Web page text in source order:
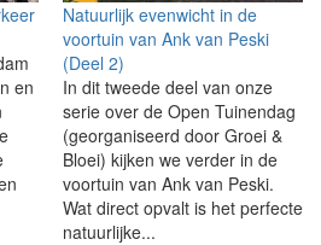
en
Natuurlijk evenwicht in de
voortuin van Ank van Peski
(Deel 2)
In dit tweede deel van onze
serie over de Open Tuinendag
(georganiseerd door Groei &
Bloei) kijken we verder in de
voortuin van Ank van Peski.
Wat direct opvalt is het perfecte
natuurlijke...